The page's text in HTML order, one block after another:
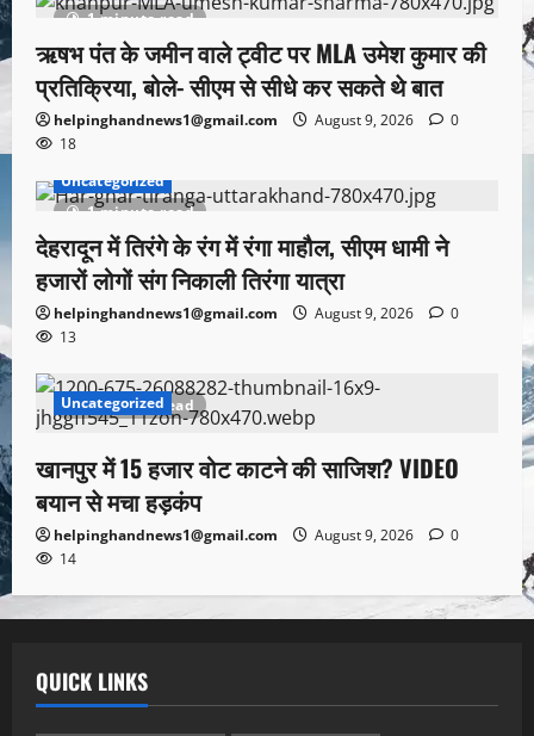
1 minute read
ऋषभ पंत के जमीन वाले ट्वीट पर MLA उमेश कुमार की
प्रतिक्रिया, बोले- सीएम से सीधे कर सकते थे बात
helpinghandnews1@gmail.com August 9, 2026
0
18
1 minute read
Uncategorized
देहरादून में तिरंगे के रंग में रंगा माहौल, सीएम धामी ने
हजारों लोगों संग निकाली तिरंगा यात्रा
helpinghandnews1@gmail.com August 9, 2026
0
13
1 minute read
Uncategorized
खानपुर में 15 हजार वोट काटने की साजिश? VIDEO
बयान से मचा हड़कंप
helpinghandnews1@gmail.com August 9, 2026
0
14
QUICK LINKS